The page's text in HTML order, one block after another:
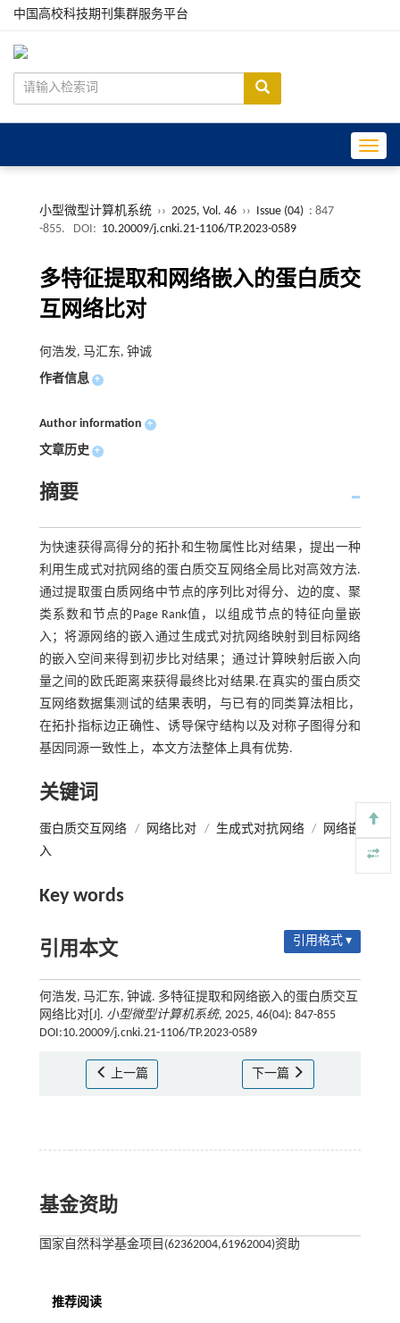
中国高校科技期刊集群服务平台
小型微型计算机系统 ›› 2025, Vol. 46 ›› Issue (04) : 847
-855.
DOI: 10.20009/j.cnki.21-1106/TP.2023-0589
多特征提取和网络嵌入的蛋白质交
互网络比对
何浩发, 马汇东, 钟诚
作者信息 +
Author information +
文章历史 +
摘要
为快速获得高得分的拓扑和生物属性比对结果，提出一种
利用生成式对抗网络的蛋白质交互网络全局比对高效方法.
通过提取蛋白质网络中节点的序列比对得分、边的度、聚
类系数和节点的Page Rank值，以组成节点的特征向量嵌
入；将源网络的嵌入通过生成式对抗网络映射到目标网络
的嵌入空间来得到初步比对结果；通过计算映射后嵌入向
量之间的欧氏距离来获得最终比对结果.在真实的蛋白质交
互网络数据集测试的结果表明，与已有的同类算法相比，
在拓扑指标边正确性、诱导保守结构以及对称子图得分和
基因同源一致性上，本文方法整体上具有优势.
关键词
蛋白质交互网络 / 网络比对 / 生成式对抗网络 /
网络嵌
入
Key words
引用本文 引用格式 ▾
何浩发, 马汇东, 钟诚. 多特征提取和网络嵌入的蛋白质交互
网络比对[J]. 小型微型计算机系统, 2025, 46(04): 847-855
DOI:10.20009/j.cnki.21-1106/TP.2023-0589
上一篇 下一篇
基金资助
国家自然科学基金项目(62362004,61962004)资助